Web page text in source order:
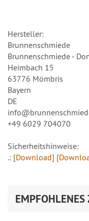
Hersteller:
Brunnenschmiede
Brunnenschmiede -
Heimbach 15
63776 Mömbris
Bayern
DE
+49 6029 704070
Sicherheitshinweise:
.: [Download]
EMPFOHLENES